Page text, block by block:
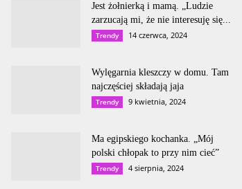
Jest żołnierką i mamą. „Ludzie
zarzucają mi, że nie interesuję się...
Trendy 14 czerwca, 2024
Wylęgarnia kleszczy w domu. Tam
najczęściej składają jaja
Trendy 9 kwietnia, 2024
Ma egipskiego kochanka. „Mój
polski chłopak to przy nim cieć”
Trendy 4 sierpnia, 2024